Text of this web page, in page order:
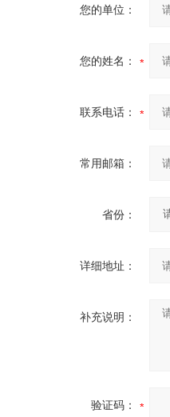
您的单位：
您的姓名：
联系电话：
常用邮箱：
省份：
详细地址：
补充说明：
验证码：